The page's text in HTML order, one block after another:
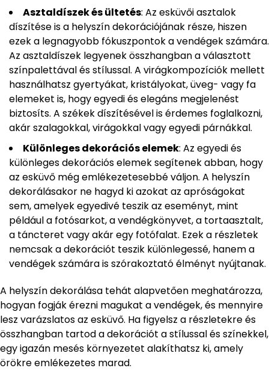
Asztaldíszek és ültetés: Az esküvői asztalok
díszítése is a helyszín dekorációjának része, hiszen
ezek a legnagyobb fókuszpontok a vendégek számára.
Az asztaldíszek legyenek összhangban a választott
színpalettával és stílussal. A virágkompozíciók mellett
használhatsz gyertyákat, kristályokat, üveg- vagy fa
elemeket is, hogy egyedi és elegáns megjelenést
biztosíts. A székek díszítésével is érdemes foglalkozni,
akár szalagokkal, virágokkal vagy egyedi párnákkal.
Különleges dekorációs elemek: Az egyedi és
különleges dekorációs elemek segítenek abban, hogy
az esküvő még emlékezetesebbé váljon. A helyszín
dekorálásakor ne hagyd ki azokat az apróságokat
sem, amelyek egyedivé teszik az eseményt, mint
például a fotósarkot, a vendégkönyvet, a tortaasztalt,
a táncteret vagy akár egy fotófalat. Ezek a részletek
nemcsak a dekorációt teszik különlegessé, hanem a
vendégek számára is szórakoztató élményt nyújtanak.
A helyszín dekorálása tehát alapvetően meghatározza,
hogyan fogják érezni magukat a vendégek, és mennyire
lesz varázslatos az esküvő. Ha figyelsz a részletekre és
összhangban tartod a dekorációt a stílussal és színekkel,
egy igazán mesés környezetet alakíthatsz ki, amely
örökre emlékezetes marad.